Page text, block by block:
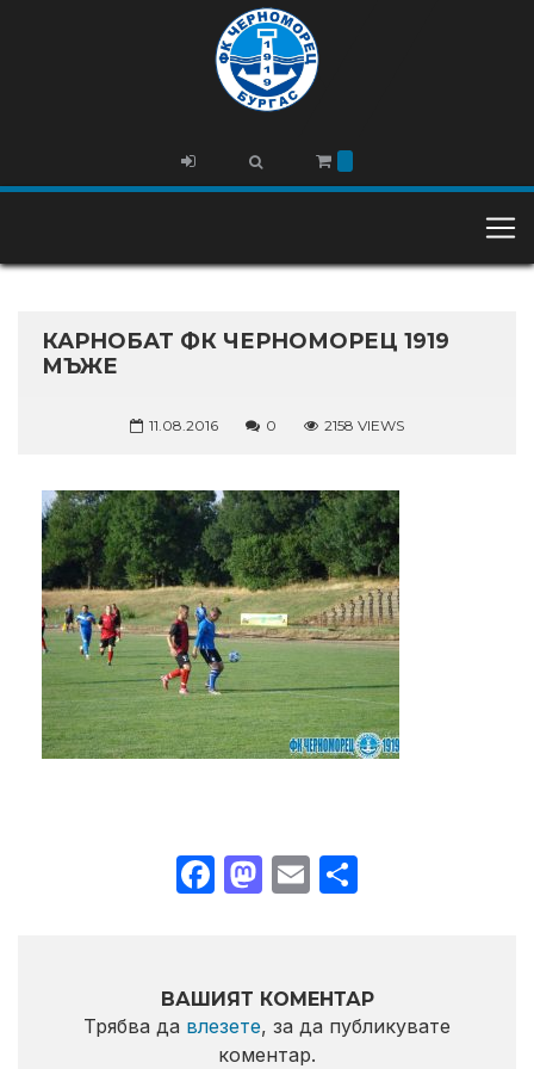
КАРНОБАТ ФК ЧЕРНОМОРЕЦ 1919
МЪЖЕ
11.08.2016 0 2158 VIEWS
Facebook
Mastodon
Email
ВАШИЯТ КОМЕНТАР
Трябва да влезете, за да публикувате
коментар.